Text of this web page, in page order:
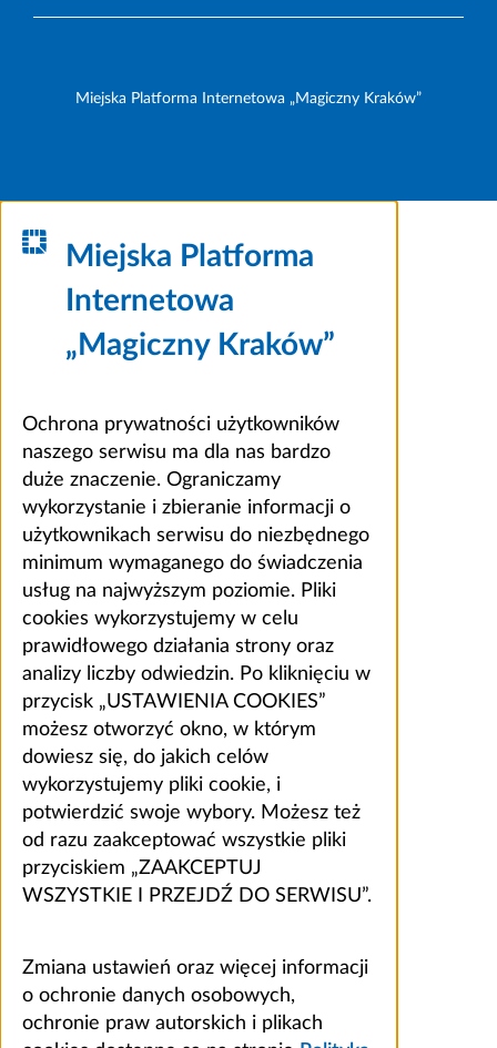
Miejska Platforma Internetowa „Magiczny Kraków”
Miejska Platforma
Internetowa
„Magiczny Kraków”
Ochrona prywatności użytkowników
naszego serwisu ma dla nas bardzo
duże znaczenie. Ograniczamy
wykorzystanie i zbieranie informacji o
użytkownikach serwisu do niezbędnego
minimum wymaganego do świadczenia
usług na najwyższym poziomie. Pliki
cookies wykorzystujemy w celu
prawidłowego działania strony oraz
analizy liczby odwiedzin. Po kliknięciu w
przycisk „USTAWIENIA COOKIES”
możesz otworzyć okno, w którym
dowiesz się, do jakich celów
wykorzystujemy pliki cookie, i
potwierdzić swoje wybory. Możesz też
od razu zaakceptować wszystkie pliki
przyciskiem „ZAAKCEPTUJ
WSZYSTKIE I PRZEJDŹ DO SERWISU”.
Zmiana ustawień oraz więcej informacji
o ochronie danych osobowych,
ochronie praw autorskich i plikach